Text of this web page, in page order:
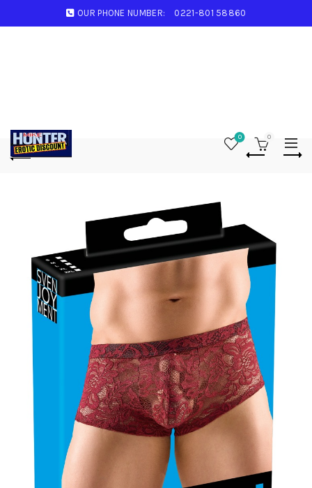
OUR PHONE NUMBER: 0221-801 58860
0 0